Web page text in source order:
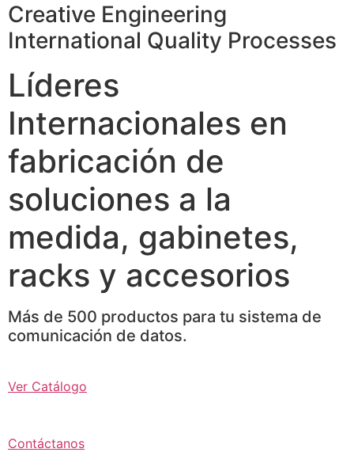
Creative Engineering
International Quality Processes
Líderes
Internacionales en
fabricación de
soluciones a la
medida, gabinetes,
racks y accesorios
Más de 500 productos para tu sistema de
comunicación de datos.
Ver Catálogo
Contáctanos